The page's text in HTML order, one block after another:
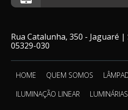
Rua Catalunha, 350 - Jaguaré |
05329-030
HOME QUEM SOMOS
ILUMINAÇÃO LINEAR
LUMINÁRIAS